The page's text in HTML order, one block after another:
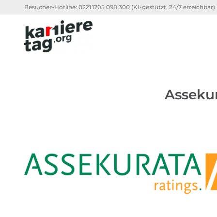
Besucher-Hotline: 0221 1705 098 300 (KI-gestützt, 24/7 erreichbar)